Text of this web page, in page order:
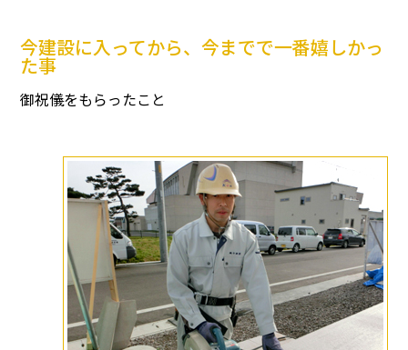
今建設に入ってから、今までで一番嬉しかっ
た事
御祝儀をもらったこと